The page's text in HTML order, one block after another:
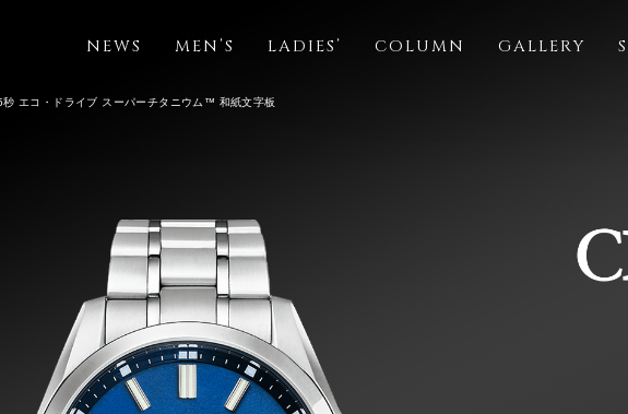
NEWS MEN’S LADIES’ COLUMN GALLERY
秒 エコ・ドライブ スーパーチタニウム™ 和紙文字板